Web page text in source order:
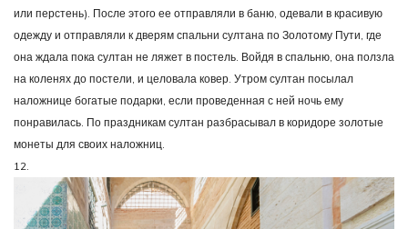
или перстень). После этого ее отправляли в баню, одевали в красивую
одежду и отправляли к дверям спальни султана по Золотому Пути, где
она ждала пока султан не ляжет в постель. Войдя в спальню, она ползла
на коленях до постели, и целовала ковер. Утром султан посылал
наложнице богатые подарки, если проведенная с ней ночь ему
понравилась. По праздникам султан разбрасывал в коридоре золотые
монеты для своих наложниц.
12.